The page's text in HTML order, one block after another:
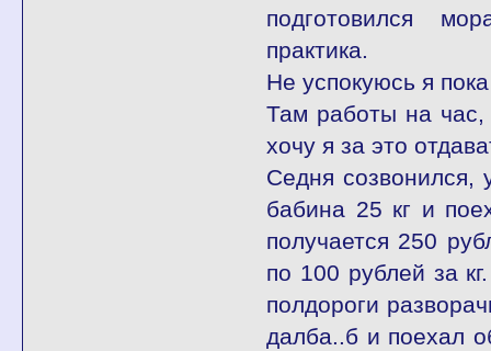
подготовился
практика.
Не успокуюсь я
Там работы на
хочу я за это
Седня созвонился,
бабина 25 кг и
получается 250
по 100 рублей за
полдороги
далба..б и поехал